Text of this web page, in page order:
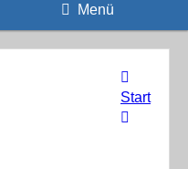
Menü
Start